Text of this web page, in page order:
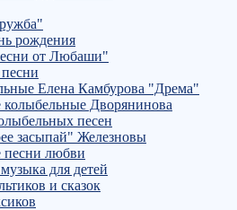
рождения
от Любаши"
Елена Камбурова "Дрема"
Дворянинова
песен
засыпай" Железновы
любви
для детей
и сказок